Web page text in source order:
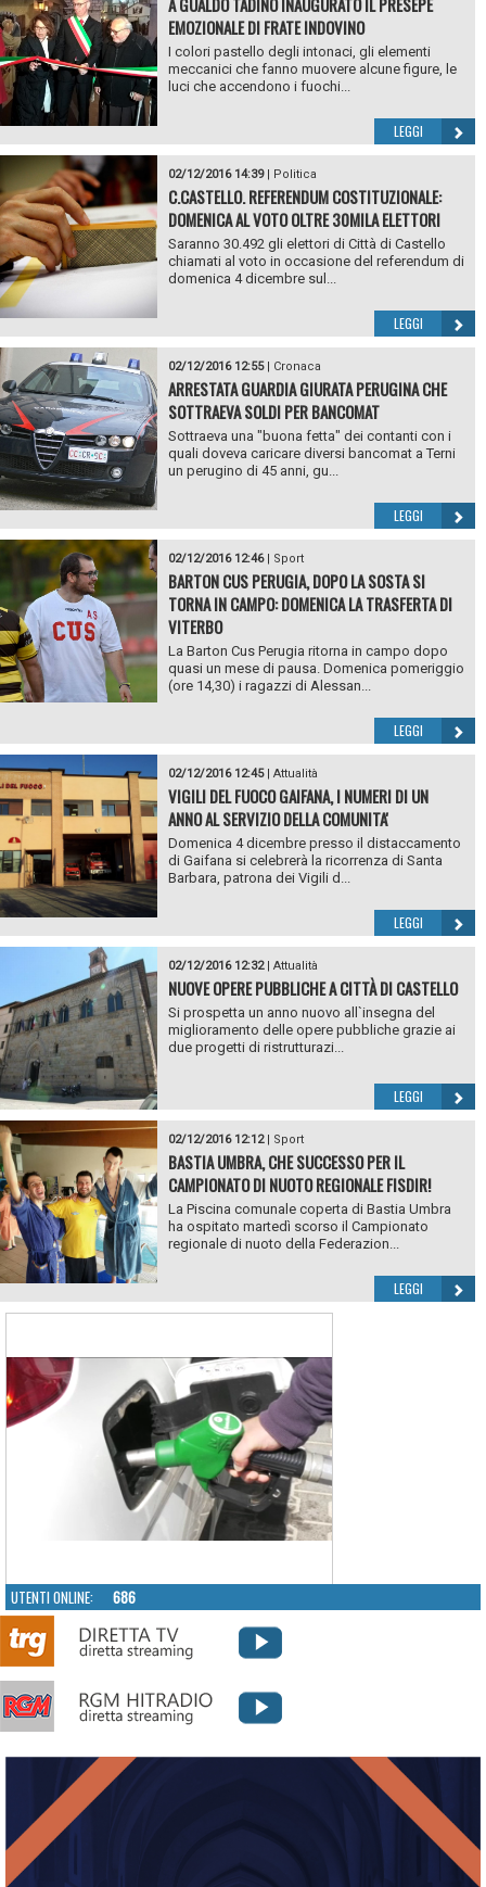
EMOZIONALE DI FRATE INDOVINO
I colori pastello degli intonaci, gli elementi
meccanici che fanno muovere alcune figure, le
luci che accendono i fuochi...
LEGGI
02/12/2016 14:39| Politica
C.CASTELLO. REFERENDUM COSTITUZIONALE:
DOMENICA AL VOTO OLTRE 30MILA ELETTORI
Saranno 30.492 gli elettori di Città di Castello
chiamati al voto in occasione del referendum di
domenica 4 dicembre sul...
LEGGI
02/12/2016 12:55| Cronaca
ARRESTATA GUARDIA GIURATA PERUGINA CHE
SOTTRAEVA SOLDI PER BANCOMAT
Sottraeva una "buona fetta" dei contanti con i
quali doveva caricare diversi bancomat a Terni
un perugino di 45 anni, gu...
LEGGI
02/12/2016 12:46| Sport
BARTON CUS PERUGIA, DOPO LA SOSTA SI
TORNA IN CAMPO: DOMENICA LA TRASFERTA DI
VITERBO
La Barton Cus Perugia ritorna in campo dopo
quasi un mese di pausa. Domenica pomeriggio
(ore 14,30) i ragazzi di Alessan...
LEGGI
02/12/2016 12:45| Attualità
VIGILI DEL FUOCO GAIFANA, I NUMERI DI UN
ANNO AL SERVIZIO DELLA COMUNITA'
Domenica 4 dicembre presso il distaccamento
di Gaifana si celebrerà la ricorrenza di Santa
Barbara, patrona dei Vigili d...
LEGGI
02/12/2016 12:32| Attualità
NUOVE OPERE PUBBLICHE A CITTÀ DI CASTELLO
Si prospetta un anno nuovo all`insegna del
miglioramento delle opere pubbliche grazie ai
due progetti di ristrutturazi...
LEGGI
02/12/2016 12:12| Sport
BASTIA UMBRA, CHE SUCCESSO PER IL
CAMPIONATO DI NUOTO REGIONALE FISDIR!
La Piscina comunale coperta di Bastia Umbra
ha ospitato martedì scorso il Campionato
regionale di nuoto della Federazion...
LEGGI
UTENTI ONLINE: 686